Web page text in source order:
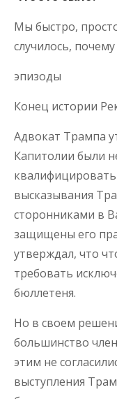
Мы быстро,
случилось,
эпизоды
Конец истории
Адвокат Трампа
Капитолии были
высказывания
сторонниками в
защищены его
утверждал, что
требовать
бюллетеня.
Но в своем
большинство
этим не
выступления